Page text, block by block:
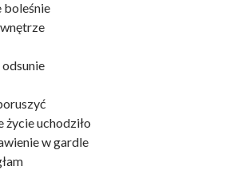
boleśnie
odsunie
życie uchodziło
w gardle